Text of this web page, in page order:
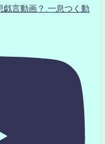
言動画？.一息つく動